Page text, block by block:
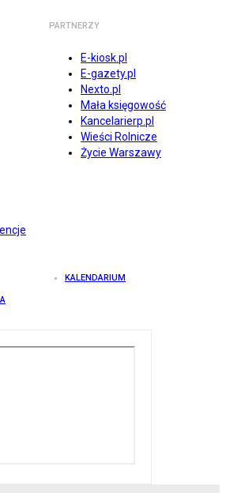
PARTNERZY
E-kiosk.pl
E-gazety.pl
Nexto.pl
Mała księgowość
Kancelarierp.pl
Wieści Rolnicze
Życie Warszawy
KALENDARIUM